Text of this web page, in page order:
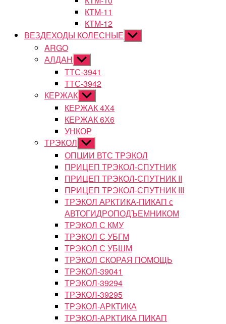
КТМ-11
КТМ-12
ВЕЗДЕХОДЫ КОЛЕСНЫЕ Показывать
подменю
ARGO
АЛДАН Показывать
подменю
ТТС-3941
ТТС-3942
КЕРЖАК Показывать
подменю
КЕРЖАК 4Х4
КЕРЖАК 6Х6
УНКОР
ТРЭКОЛ Показывать
подменю
ОПЦИИ ВТС ТРЭКОЛ
ПРИЦЕП ТРЭКОЛ-СПУТНИК
ПРИЦЕП ТРЭКОЛ-СПУТНИК II
ПРИЦЕП ТРЭКОЛ-СПУТНИК III
ТРЭКОЛ АРКТИКА-ПИКАП с
АВТОГИДРОПОДЪЕМНИКОМ
ТРЭКОЛ С КМУ
ТРЭКОЛ С УБГМ
ТРЭКОЛ С УБШМ
ТРЭКОЛ СКОРАЯ ПОМОЩЬ
ТРЭКОЛ-39041
ТРЭКОЛ-39294
ТРЭКОЛ-39295
ТРЭКОЛ-АРКТИКА
ТРЭКОЛ-АРКТИКА ПИКАП